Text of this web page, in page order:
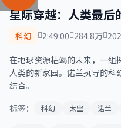
星际穿越：人类最后
科幻 2:49:00 284.8万
在地球资源枯竭的未来，一组
人类的新家园。诺兰执导的
结合。
标签：
科幻 太空 诺兰